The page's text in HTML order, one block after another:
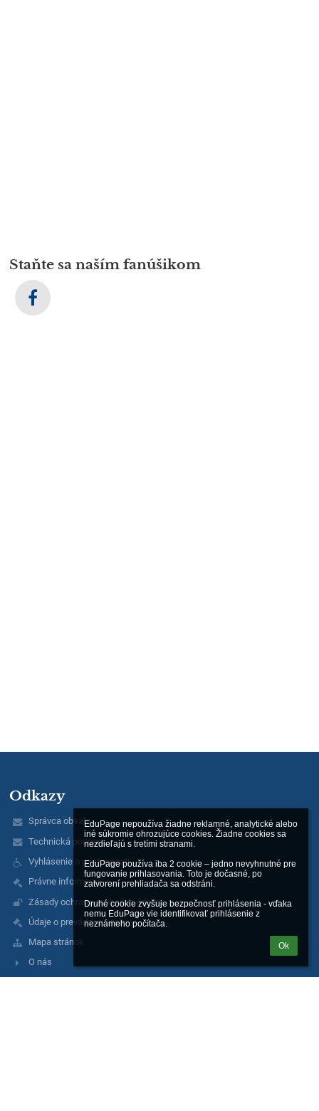
EduPage nepoužíva žiadne reklamné, analytické alebo
iné súkromie ohrozujúce cookies. Žiadne cookies sa
nezdieľajú s tretími stranami.
EduPage používa iba 2 cookie – jedno nevyhnutné pre
fungovanie prihlasovania. Toto je dočasné, po
zatvorení prehliadača sa odstráni.
Druhé cookie zvyšuje bezpečnosť prihlásenia - vďaka
nemu EduPage vie identifikovať prihlásenie z
neznámeho počítača.
Ok
Staňte sa naším fanúšikom
Odkazy
Správca obsahu
Technická podpora
Vyhlásenie o prístupnosti
Právne informácie
Zásady ochrany osobných údajov
Údaje o prevádzkovateľovi
Mapa stránok
O nás